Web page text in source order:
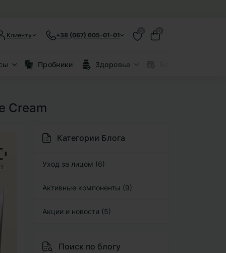
Клиенту +38 (067) 605-01-01
Пробники Здоровье
Cream
Категории Блога
Уход за лицом (6)
Активные компоненты (9)
Акции и новости (5)
Поиск по блогу